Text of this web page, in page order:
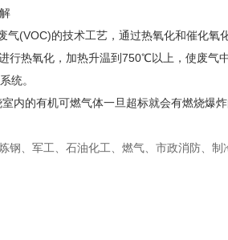
(VOC)的技术工艺，通过热氧化和催化氧
行热氧化，加热升温到750℃以上，使废气
统。
内的有机可燃气体一旦超标就会有燃烧爆
钢、军工、石油化工、燃气、市政消防、